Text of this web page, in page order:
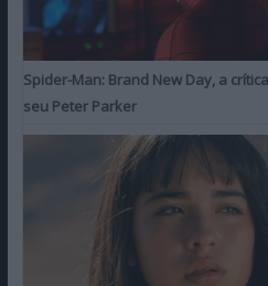
Spider-Man: Brand New Day, a
seu Peter Parker